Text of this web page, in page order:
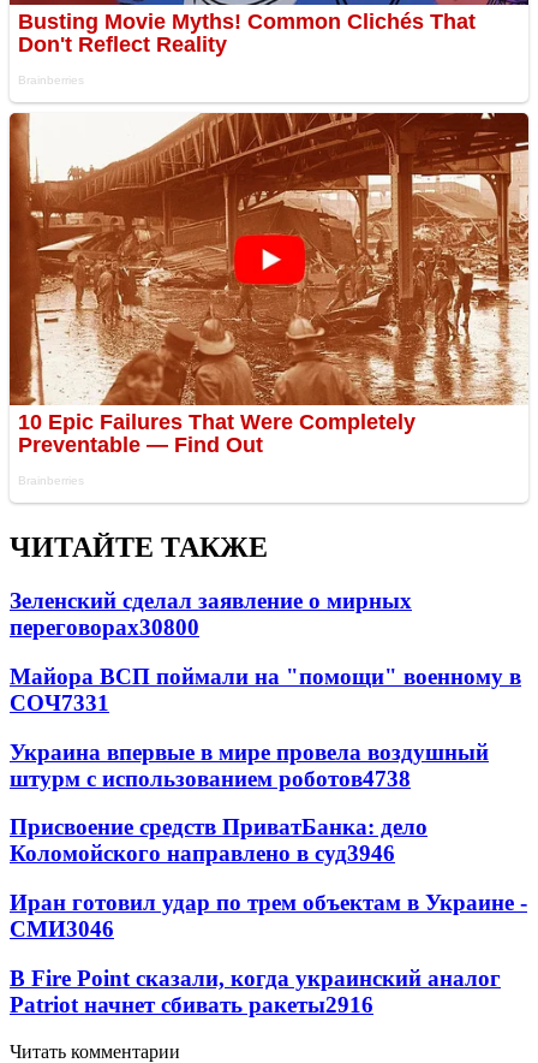
ЧИТАЙТЕ ТАКЖЕ
Зеленский сделал заявление о мирных
переговорах30800
Майора ВСП поймали на "помощи" военному в
СОЧ7331
Украина впервые в мире провела воздушный
штурм с использованием роботов4738
Присвоение средств ПриватБанка: дело
Коломойского направлено в суд3946
Иран готовил удар по трем объектам в Украине -
СМИ3046
В Fire Point сказали, когда украинский аналог
Patriot начнет сбивать ракеты2916
Читать комментарии